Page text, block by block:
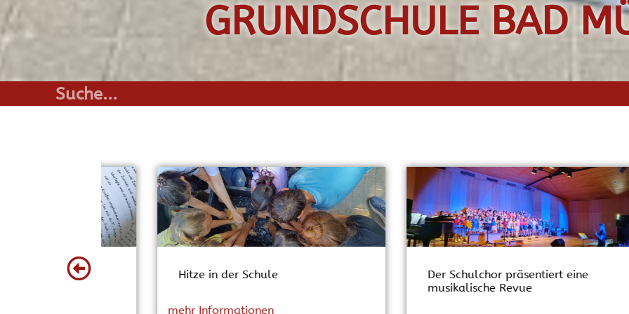
GRUNDSCHULE BAD
Der Schulchor präsentiert eine
Schatten und Wasser kühlen bei